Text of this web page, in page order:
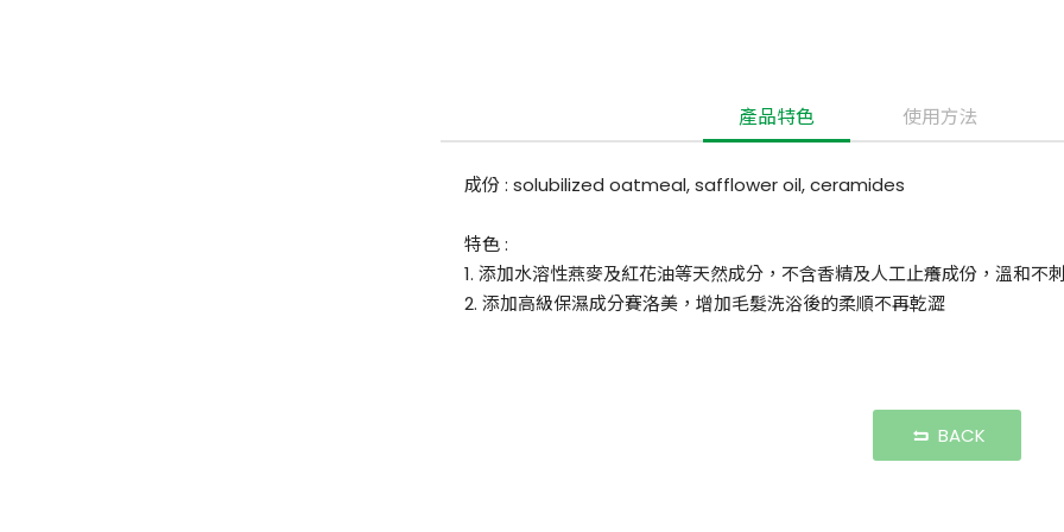
產品特色 使用方法
成份 : solubilized oatmeal, safflower oil, ceramides
特色:
1. 添加水溶性燕麥及紅花油等天然成分，不含香精及人工止癢成份，溫和不
2. 添加高級保濕成分賽洛美，增加毛髮洗浴後的柔順不再乾澀
BACK